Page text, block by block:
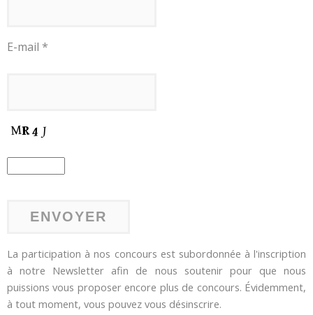
E-mail *
La participation à nos concours est subordonnée à l'inscription
à notre Newsletter afin de nous soutenir pour que nous
puissions vous proposer encore plus de concours. Évidemment,
à tout moment, vous pouvez vous désinscrire.